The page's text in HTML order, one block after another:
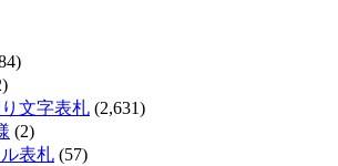
文字表札 (2,631)
(2)
表札 (57)